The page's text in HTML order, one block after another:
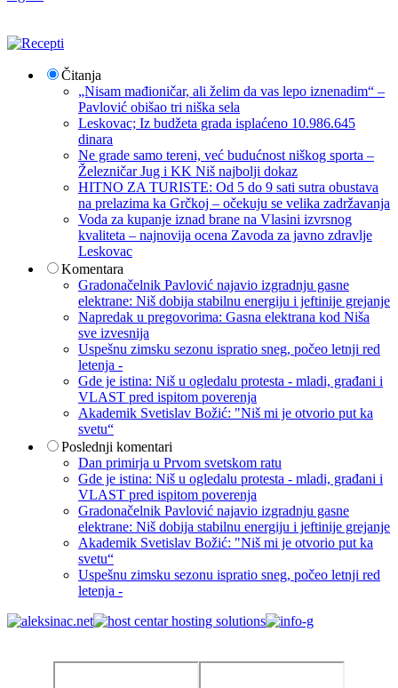
Čitanja
„Nisam mađioničar, ali želim da vas lepo iznenadim“ –
Pavlović obišao tri niška sela
Leskovac; Iz budžeta grada isplaćeno 10.986.645
dinara
Ne grade samo tereni, već budućnost niškog sporta –
Železničar Jug i KK Niš najbolji dokaz
HITNO ZA TURISTE: Od 5 do 9 sati sutra obustava
na prelazima ka Grčkoj – očekuju se velika zadržavanja
Voda za kupanje iznad brane na Vlasini izvrsnog
kvaliteta – najnovija ocena Zavoda za javno zdravlje
Leskovac
Komentara
Gradonačelnik Pavlović najavio izgradnju gasne
elektrane: Niš dobija stabilnu energiju i jeftinije grejanje
Napredak u pregovorima: Gasna elektrana kod Niša
sve izvesnija
Uspešnu zimsku sezonu ispratio sneg, počeo letnji red
letenja -
Gde je istina: Niš u ogledalu protesta - mladi, građani i
VLAST pred ispitom poverenja
Akademik Svetislav Božić: "Niš mi je otvorio put ka
svetu“
Poslednji komentari
Dan primirja u Prvom svetskom ratu
Gde je istina: Niš u ogledalu protesta - mladi, građani i
VLAST pred ispitom poverenja
Gradonačelnik Pavlović najavio izgradnju gasne
elektrane: Niš dobija stabilnu energiju i jeftinije grejanje
Akademik Svetislav Božić: "Niš mi je otvorio put ka
svetu“
Uspešnu zimsku sezonu ispratio sneg, počeo letnji red
letenja -